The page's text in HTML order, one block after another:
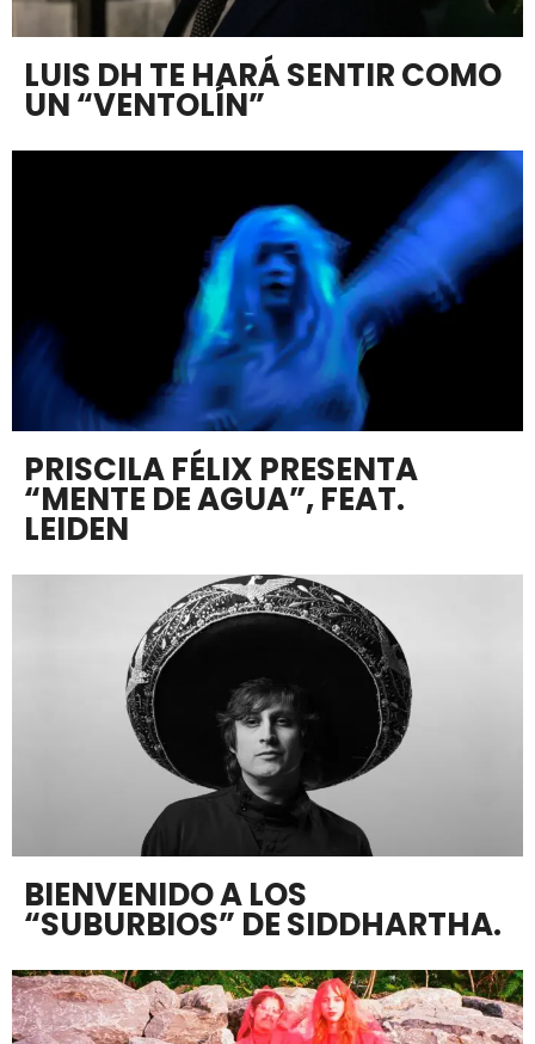
LUIS DH TE HARÁ SENTIR COMO
UN “VENTOLÍN”
PRISCILA FÉLIX PRESENTA
“MENTE DE AGUA”, FEAT.
LEIDEN
BIENVENIDO A LOS
“SUBURBIOS” DE SIDDHARTHA.